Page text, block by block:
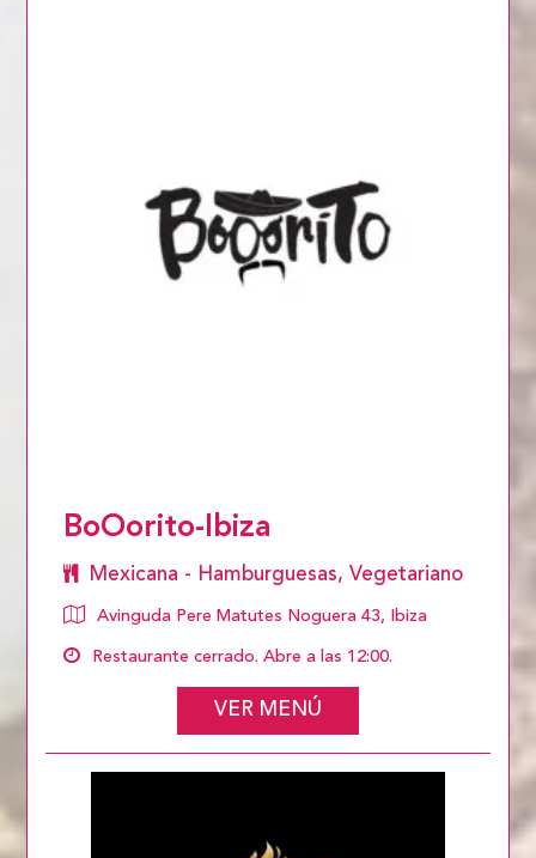
BoOorito-Ibiza
Mexicana - Hamburguesas, Vegetariano
Avinguda Pere Matutes Noguera 43, Ibiza
Restaurante cerrado. Abre a las 12:00.
VER MENÚ